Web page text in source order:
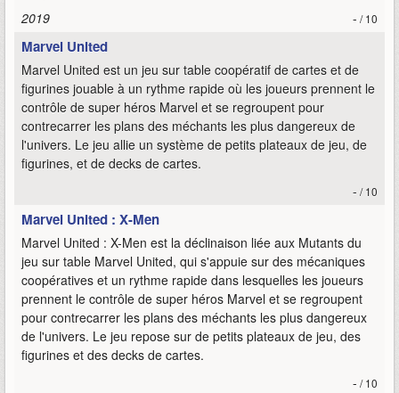
2019
- / 10
Marvel United
Marvel United est un jeu sur table coopératif de cartes et de
figurines jouable à un rythme rapide où les joueurs prennent le
contrôle de super héros Marvel et se regroupent pour
contrecarrer les plans des méchants les plus dangereux de
l'univers. Le jeu allie un système de petits plateaux de jeu, de
figurines, et de decks de cartes.
- / 10
Marvel United : X-Men
Marvel United : X-Men est la déclinaison liée aux Mutants du
jeu sur table Marvel United, qui s'appuie sur des mécaniques
coopératives et un rythme rapide dans lesquelles les joueurs
prennent le contrôle de super héros Marvel et se regroupent
pour contrecarrer les plans des méchants les plus dangereux
de l'univers. Le jeu repose sur de petits plateaux de jeu, des
figurines et des decks de cartes.
- / 10